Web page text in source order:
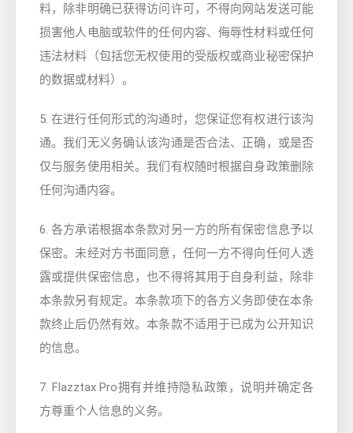
料，除非明确已获得访问许可，不得向网站发送可能
损害他人电脑或软件的任何内容、侮辱性材料或任何
违法材料（包括您无权使用的受版权或商业秘密保护
的数据或材料）。
5. 在进行任何形式的沟通时，您保证您有权进行该沟
通。我们无义务确认该沟通是否合法、正确，或是否
仅与服务使用相关。我们有权随时根据自身政策删除
任何沟通内容。
6. 各方承诺根据本条款对另一方的所有保密信息予以
保密。未经对方书面同意，任何一方不得向任何人透
露或提供保密信息，也不得将其用于自身利益，除非
本条款另有规定。本条款项下的各方义务即使在本条
款终止后仍然有效。本条款不适用于已成为公开知识
的信息。
7. Flazztax Pro拥有并维持隐私政策，说明并确定各
方尊重个人信息的义务。